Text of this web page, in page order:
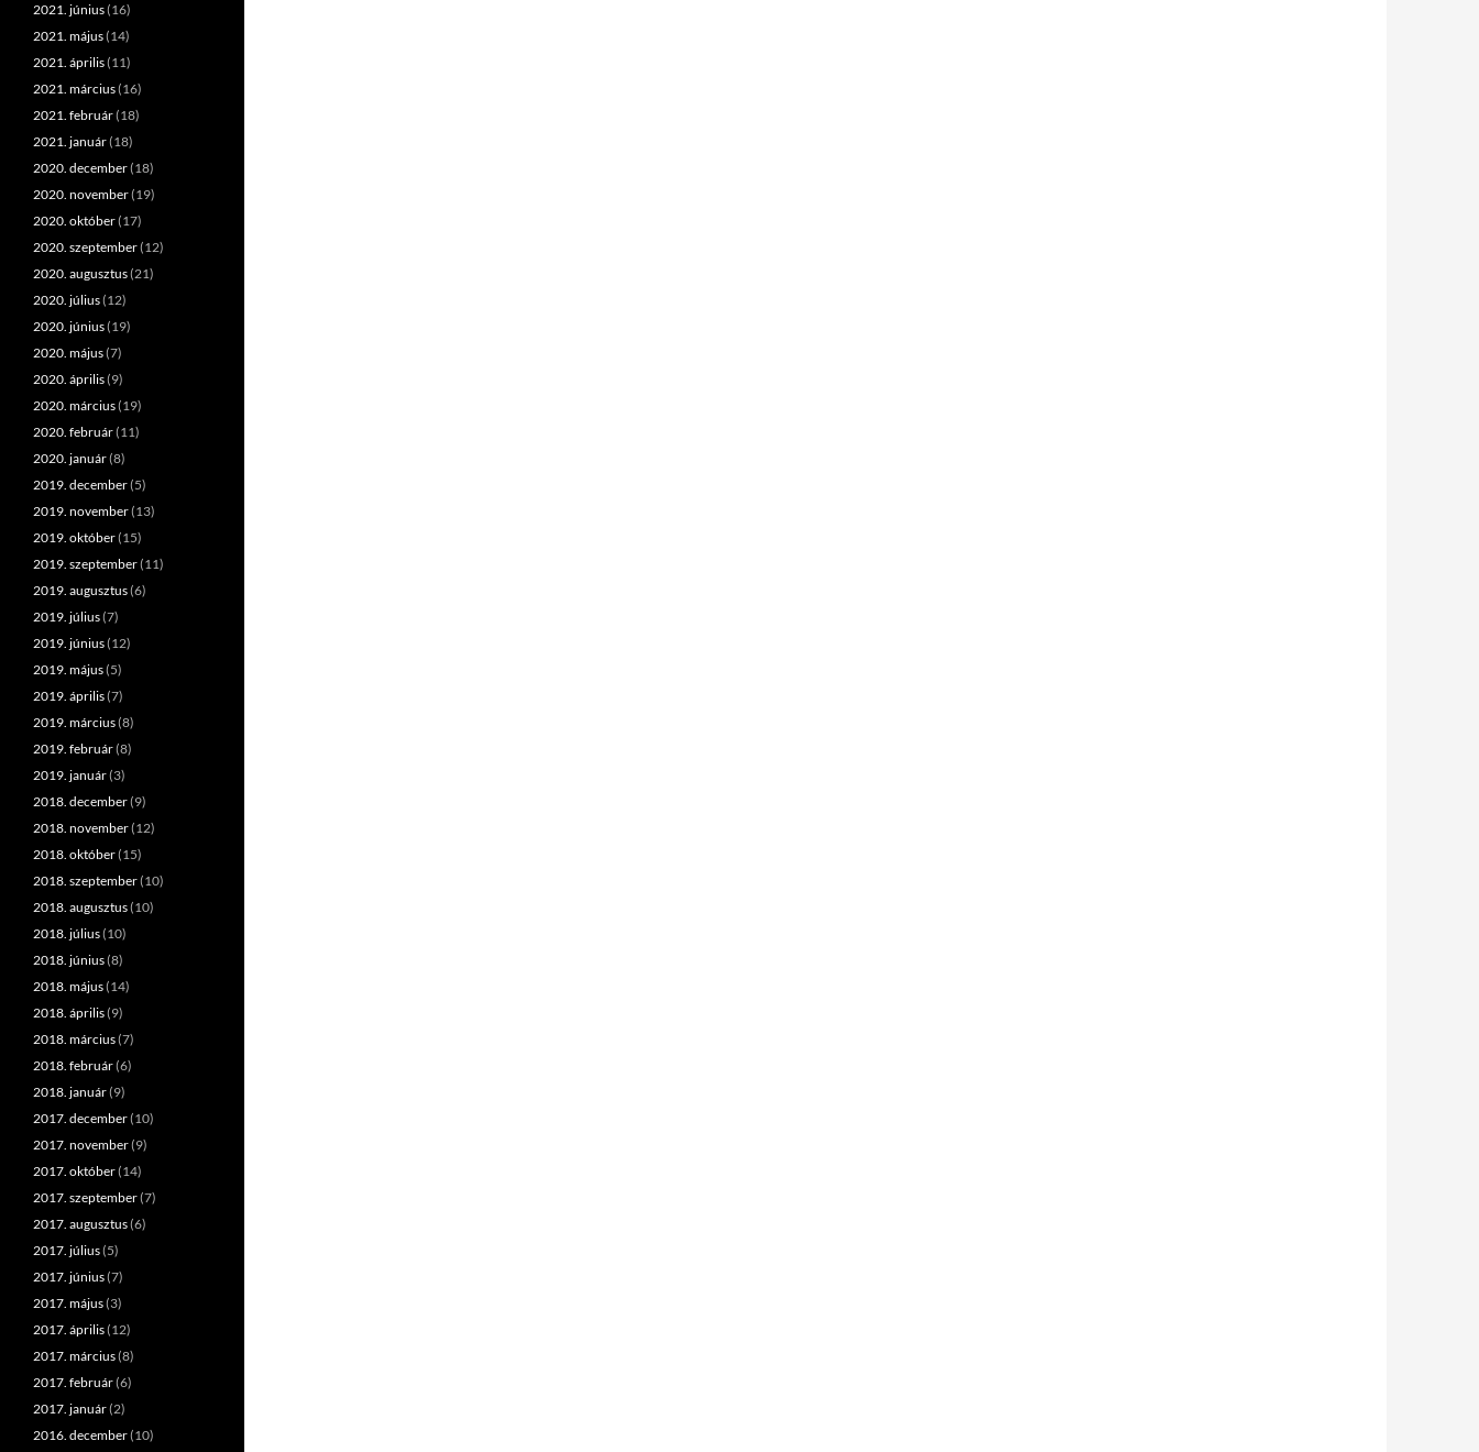
2021. június(16)
2021. május(14)
2021. április(11)
2021. március(16)
2021. február(18)
2021. január(18)
2020. december(18)
2020. november(19)
2020. október(17)
2020. szeptember(12)
2020. augusztus(21)
2020. július(12)
2020. június(19)
2020. május(7)
2020. április(9)
2020. március(19)
2020. február(11)
2020. január(8)
2019. december(5)
2019. november(13)
2019. október(15)
2019. szeptember(11)
2019. augusztus(6)
2019. július(7)
2019. június(12)
2019. május(5)
2019. április(7)
2019. március(8)
2019. február(8)
2019. január(3)
2018. december(9)
2018. november(12)
2018. október(15)
2018. szeptember(10)
2018. augusztus(10)
2018. július(10)
2018. június(8)
2018. május(14)
2018. április(9)
2018. március(7)
2018. február(6)
2018. január(9)
2017. december(10)
2017. november(9)
2017. október(14)
2017. szeptember(7)
2017. augusztus(6)
2017. július(5)
2017. június(7)
2017. május(3)
2017. április(12)
2017. március(8)
2017. február(6)
2017. január(2)
2016. december(10)